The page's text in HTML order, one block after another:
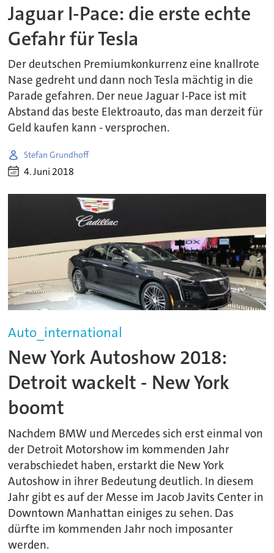
Jaguar I-Pace: die erste echte
Gefahr für Tesla
Der deutschen Premiumkonkurrenz eine knallrote
Nase gedreht und dann noch Tesla mächtig in die
Parade gefahren. Der neue Jaguar I-Pace ist mit
Abstand das beste Elektroauto, das man derzeit für
Geld kaufen kann - versprochen.
Stefan Grundhoff
4. Juni 2018
Auto_international
New York Autoshow 2018:
Detroit wackelt - New York
boomt
Nachdem BMW und Mercedes sich erst einmal von
der Detroit Motorshow im kommenden Jahr
verabschiedet haben, erstarkt die New York
Autoshow in ihrer Bedeutung deutlich. In diesem
Jahr gibt es auf der Messe im Jacob Javits Center in
Downtown Manhattan einiges zu sehen. Das
dürfte im kommenden Jahr noch imposanter
werden.